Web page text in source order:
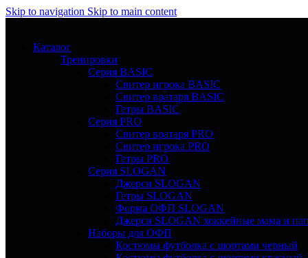
Skip to navigation Skip to main content
Каталог
Тренировки
Серия BASIC
Свитер игрока BASIC
Свитер вратаря BASIC
Гетры BASIC
Серия PRO
Свитер вратаря PRO
Свитер игрока PRO
Гетры PRO
Серия SLOGAN
Джерси SLOGAN
Гетры SLOGAN
Форма ОФП SLOGAN
Джерси SLOGAN хоккейные мама и
Наборы для ОФП
Костюмы футболка с шортами черный